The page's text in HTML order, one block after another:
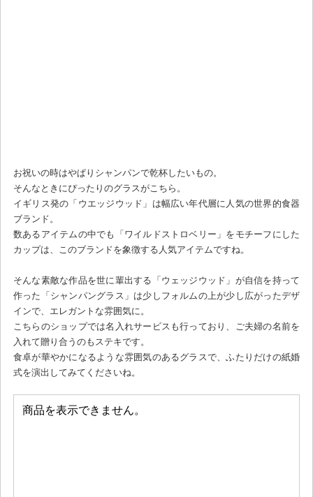
お祝いの時はやぱりシャンパンで乾杯したいもの。
そんなときにぴったりのグラスがこちら。
イギリス発の「ウエッジウッド」は幅広い年代層に人気の世界的食器
ブランド。
数あるアイテムの中でも「ワイルドストロベリー」をモチーフにした
カップは、このブランドを象徴する人気アイテムですね。
そんな素敵な作品を世に輩出する「ウェッジウッド」が自信を持って
作った「シャンパングラス」は少しフォルムの上が少し広がったデザ
インで、エレガントな雰囲気に。
こちらのショップでは名入れサービスも行っており、ご夫婦の名前を
入れて贈り合うのもステキです。
食卓が華やかになるような雰囲気のあるグラスで、ふたりだけの紙婚
式を演出してみてくださいね。